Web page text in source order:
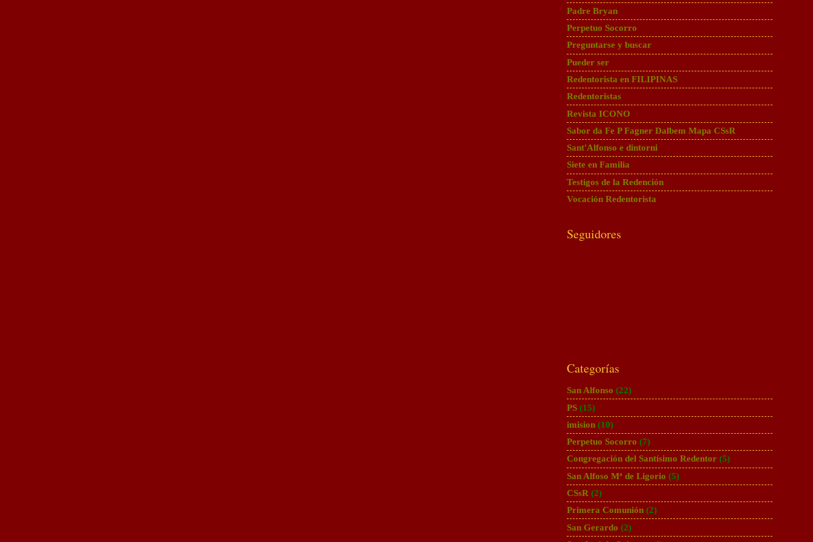
Padre Bryan
Perpetuo Socorro
Preguntarse y buscar
Pueder ser
Redentorista en FILIPINAS
Redentoristas
Revista ICONO
Sabor da Fe P Fagner Dalbem Mapa CSsR
Sant'Alfonso e dintorni
Siete en Familia
Testigos de la Redención
Vocación Redentorista
Seguidores
Categorías
San Alfonso (22)
PS (15)
imision (10)
Perpetuo Socorro (7)
Congregación del Santísimo Redentor (5)
San Alfoso Mª de Ligorio (5)
CSsR (2)
Primera Comunión (2)
San Gerardo (2)